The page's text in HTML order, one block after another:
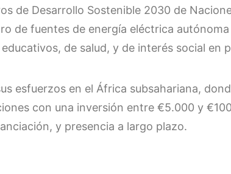
de Desarrollo Sostenible 2030 de
de fuentes de energía eléctrica
de salud, y de interés social en
esfuerzos en el África subsahariana,
con una inversión entre €5.000 y
y presencia a largo plazo.